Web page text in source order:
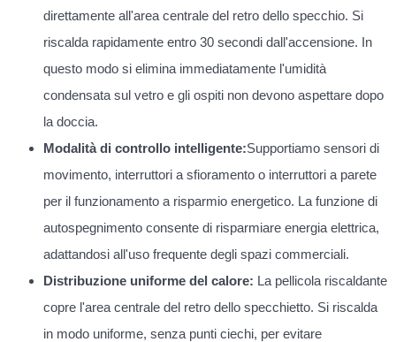
direttamente all'area centrale del retro dello specchio. Si
riscalda rapidamente entro 30 secondi dall'accensione. In
questo modo si elimina immediatamente l'umidità
condensata sul vetro e gli ospiti non devono aspettare dopo
la doccia.
Modalità di controllo intelligente:Supportiamo sensori di
movimento, interruttori a sfioramento o interruttori a parete
per il funzionamento a risparmio energetico. La funzione di
autospegnimento consente di risparmiare energia elettrica,
adattandosi all'uso frequente degli spazi commerciali.
Distribuzione uniforme del calore: La pellicola riscaldante
copre l'area centrale del retro dello specchietto. Si riscalda
in modo uniforme, senza punti ciechi, per evitare